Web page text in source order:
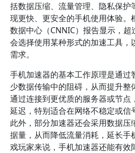
括数据压缩、流量管理、隐私保护
现更快、更安全的手机使用体验。
数据中心（CNNIC）报告显示，超
会选择使用某种形式的加速工具，
需求。
手机加速器的基本工作原理是通过
少数据传输中的阻碍，从而提升整
通过连接到更优质的服务器或节点
延迟，特别适合在网络不稳定或信
此外，部分加速器还会采用数据压
据量，从而降低流量消耗，延长手
戏玩家来说，手机加速器还能有效